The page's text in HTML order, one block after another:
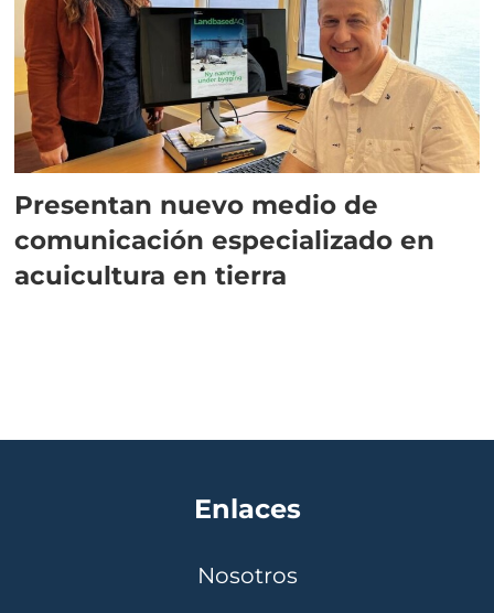
Presentan nuevo medio de
comunicación especializado en
acuicultura en tierra
Enlaces
Nosotros